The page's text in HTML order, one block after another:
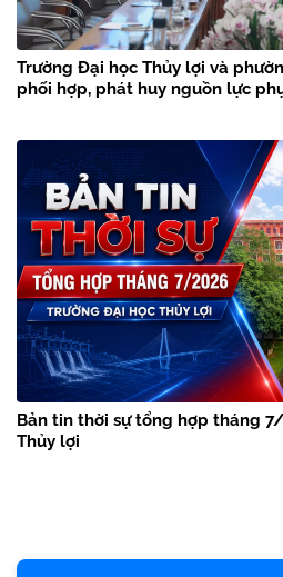
Trường Đại học Thủy lợi và
phối hợp, phát huy nguồn lực
Bản tin thời sự tổng hợp tháng
Thủy lợi